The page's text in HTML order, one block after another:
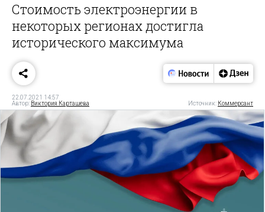
Стоимость электроэнергии в
некоторых регионах достигла
исторического максимума
22.07.2021 14:57
Автор: Виктория Карташева Источник: Коммерсант